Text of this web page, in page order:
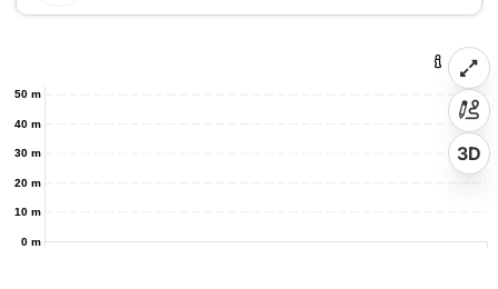
0 m
10 m
20 m
30 m
40 m
50 m
3D